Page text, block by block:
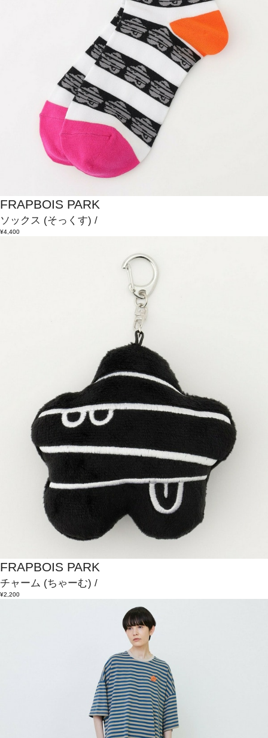
FRAPBOIS PARK
ソックス (そっくす) /
¥4,400
FRAPBOIS PARK
チャーム (ちゃーむ) /
¥2,200